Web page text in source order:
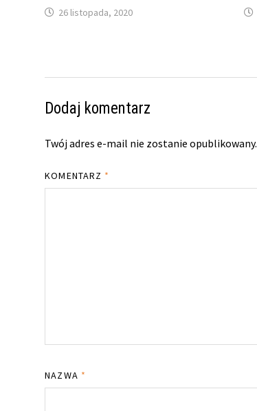
26 listopada, 2020
Dodaj komentarz
Twój adres e-mail nie zostanie opublikowany.
KOMENTARZ *
NAZWA *